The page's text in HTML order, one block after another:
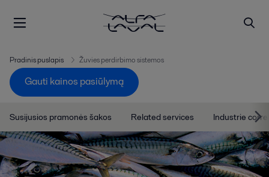
Pradinis puslapis Žuvies perdirbimo sistemos
Gauti kainos pasiūlymą
Susijusios pramonės šakos Related services Industrie